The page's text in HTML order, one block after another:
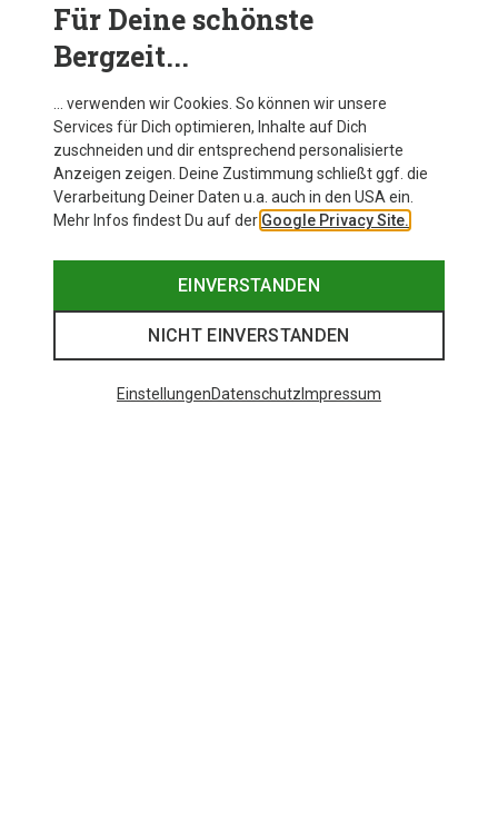
Yeti Coolers | Der richtige Cooler für jeden Anlass
Wir zeigen dir die Yeti Kühlboxen und -taschen!
JETZT ENTDECKEN
Yeti im Bergzeit Magazin
Für Deine schönste
Bergzeit...
… verwenden wir Cookies. So können wir unsere
Services für Dich optimieren, Inhalte auf Dich
zuschneiden und dir entsprechend personalisierte
Anzeigen zeigen. Deine Zustimmung schließt ggf. die
Verarbeitung Deiner Daten u.a. auch in den USA ein.
Mehr Infos findest Du auf der Google Privacy Site.
EINVERSTANDEN
NICHT EINVERSTANDEN
EinstellungenDatenschutz Impressum